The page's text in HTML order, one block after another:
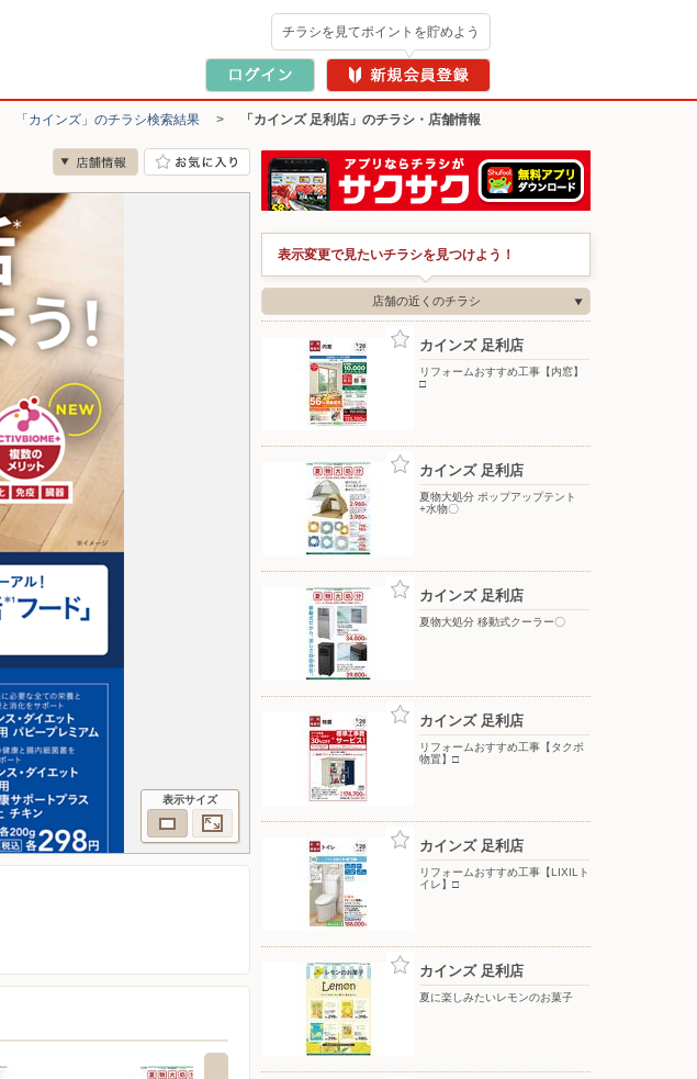
チラシを見てポイントを貯めよう
「カインズ」のチラシ検索結果 > 「カインズ 足利店」のチラシ・店舗情報
表示サイズ
表示変更で見たいチラシを見つけよう！
店舗の近くのチラシ
カインズ 足利店
リフォームおすすめ工事【内窓】
□
カインズ 足利店
夏物大処分 ポップアップテント
+水物〇
カインズ 足利店
夏物大処分 移動式クーラー〇
カインズ 足利店
リフォームおすすめ工事【タクボ
物置】□
カインズ 足利店
リフォームおすすめ工事【LIXILト
イレ】□
カインズ 足利店
夏に楽しみたいレモンのお菓子